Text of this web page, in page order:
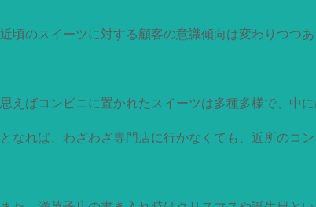
近頃のスイーツに対する顧客の意識傾向は変わりつつ
思えばコンビニに置かれたスイーツは多種多様で、中
となれば、わざわざ専門店に行かなくても、近所のコ